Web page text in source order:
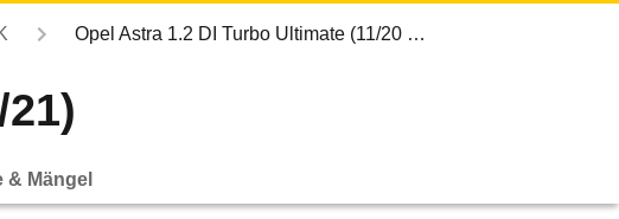
Opel Astra 1.2 DI Turbo Ultimate (11/20 …
& Mängel